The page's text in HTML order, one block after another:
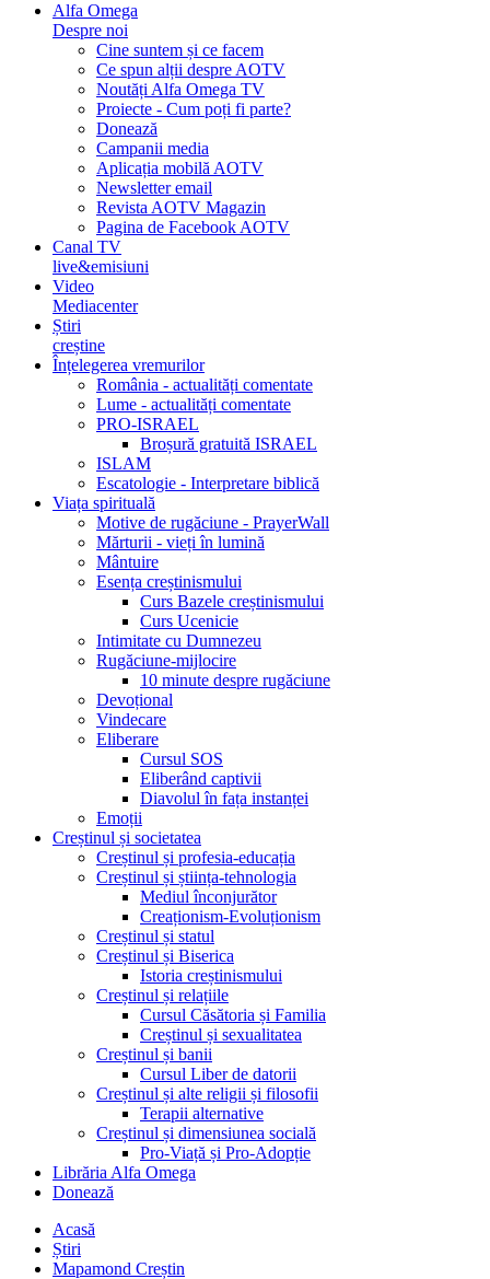
Alfa Omega
Despre noi
Cine suntem și ce facem
Ce spun alții despre AOTV
Noutăți Alfa Omega TV
Proiecte - Cum poți fi parte?
Donează
Campanii media
Aplicația mobilă AOTV
Newsletter email
Revista AOTV Magazin
Pagina de Facebook AOTV
Canal TV
live&emisiuni
Video
Mediacenter
Știri
creștine
Înțelegerea vremurilor
România - actualități comentate
Lume - actualități comentate
PRO-ISRAEL
Broșură gratuită ISRAEL
ISLAM
Escatologie - Interpretare biblică
Viața spirituală
Motive de rugăciune - PrayerWall
Mărturii - vieți în lumină
Mântuire
Esența creștinismului
Curs Bazele creștinismului
Curs Ucenicie
Intimitate cu Dumnezeu
Rugăciune-mijlocire
10 minute despre rugăciune
Devoțional
Vindecare
Eliberare
Cursul SOS
Eliberând captivii
Diavolul în fața instanței
Emoții
Creștinul și societatea
Creștinul și profesia-educația
Creștinul și știința-tehnologia
Mediul înconjurător
Creaționism-Evoluționism
Creștinul și statul
Creștinul și Biserica
Istoria creștinismului
Creștinul și relațiile
Cursul Căsătoria și Familia
Creștinul și sexualitatea
Creștinul și banii
Cursul Liber de datorii
Creștinul și alte religii și filosofii
Terapii alternative
Creștinul și dimensiunea socială
Pro-Viață și Pro-Adopție
Librăria Alfa Omega
Donează
Acasă
Știri
Mapamond Creștin